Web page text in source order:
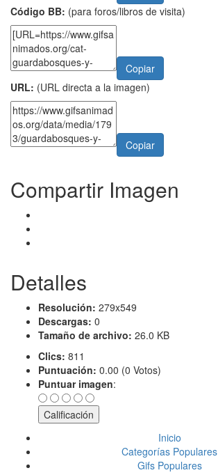
Código BB: (para foros/libros de visita)
Copiar
URL: (URL directa a la imagen)
Copiar
Compartir Imagen
Detalles
Resolución: 279x549
Descargas: 0
Tamaño de archivo: 26.0 KB
Clics: 811
Puntuación: 0.00 (0 Votos)
Puntuar imagen:
Inicio
Categorías Populares
Gifs Populares